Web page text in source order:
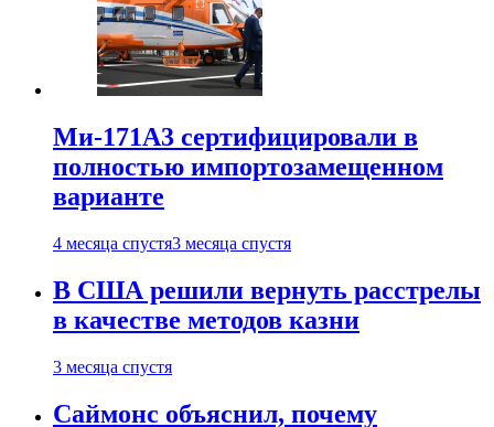
Ми-171А3 сертифицировали в
полностью импортозамещенном
варианте
4 месяца спустя3 месяца спустя
В США решили вернуть расстрелы
в качестве методов казни
3 месяца спустя
Саймонс объяснил, почему